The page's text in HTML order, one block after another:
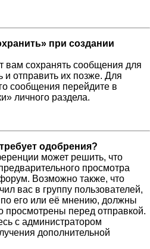
при создании
вам сохранять сообщения для
и отправить их позже. Для
сообщения перейдите в
личного раздела.
одобрения?
может решить, что
просмотра
Возможно также, что
вас в группу пользователей,
его или её мнению, должны
просмотрены перед отправкой.
с администратором
дополнительной